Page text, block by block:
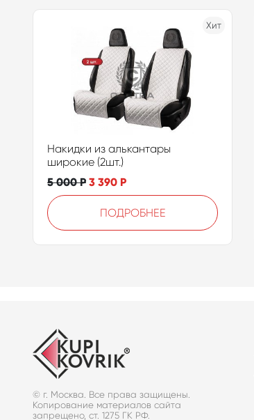
Хит
Накидки из алькантары
широкие (2шт.)
5 000Р 3 390 Р
ПОДРОБНЕЕ
© г. Москва. Все права защищены.
Копирование материалов сайта
запрещено, ст. 1275 ГК РФ.